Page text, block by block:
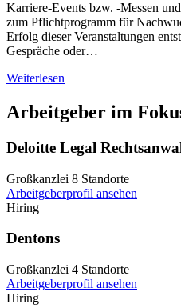
Karriere-Events bzw. -Messen
zum Pflichtprogramm für
Erfolg dieser Veranstaltungen
Gespräche oder…
Weiterlesen
Arbeitgeber im
Deloitte Legal
Großkanzlei 8 Standorte
Arbeitgeberprofil ansehen
Hiring
Dentons
Großkanzlei 4 Standorte
Arbeitgeberprofil ansehen
Hiring